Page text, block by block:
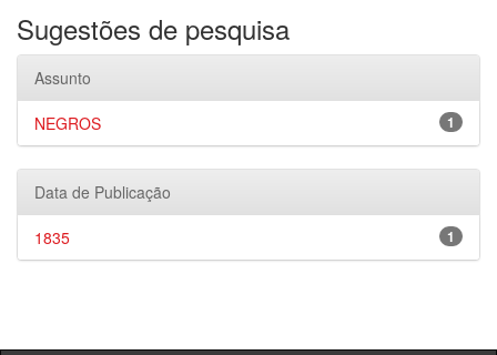
Sugestões de pesquisa
Assunto
1
NEGROS
Data de Publicação
1
1835